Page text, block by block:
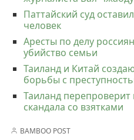
Паттайский суд
человек
Аресты по делу
убийство семьи
Таиланд и Китай
борьбы с
Таиланд перепроверит
скандала со взятками
BAMBOO POST